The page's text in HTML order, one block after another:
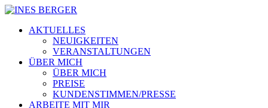
AKTUELLES
NEUIGKEITEN
VERANSTALTUNGEN
ÜBER MICH
ÜBER MICH
PREISE
KUNDENSTIMMEN/PRESSE
ARBEITE MIT MIR